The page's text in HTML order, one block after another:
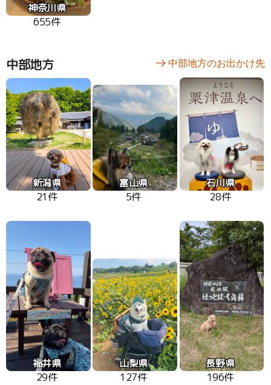
神奈川県
655件
中部地方 中部地方のお出かけ先
新潟県
21件
富山県
5件
石川県
28件
福井県
29件
山梨県
127件
長野県
196件